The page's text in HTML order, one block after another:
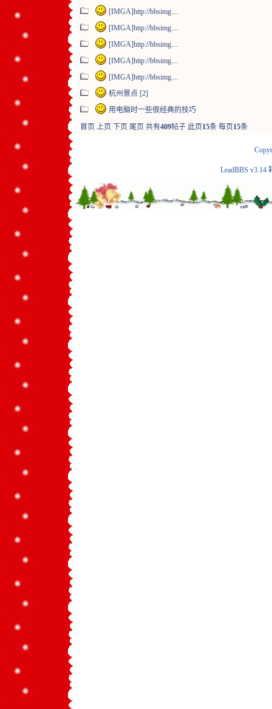
[IMGA]http://bbsimg....
[IMGA]http://bbsimg....
[IMGA]http://bbsimg....
[IMGA]http://bbsimg....
[IMGA]http://bbsimg....
杭州景点 [2]
用电脑时一些很经典的技巧
首页 上页 下页 尾页 共有409帖子 此页15条 每页15条
LeadBBS v3.14